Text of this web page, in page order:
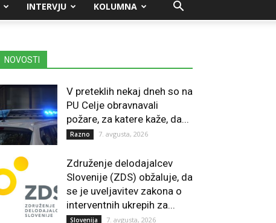
INTERVJU KOLUMNA
NOVOSTI
V preteklih nekaj dneh so na
PU Celje obravnavali
požare, za katere kaže, da...
Razno 7. avgusta, 2026
Združenje delodajalcev
Slovenije (ZDS) obžaluje, da
se je uveljavitev zakona o
interventnih ukrepih za...
Slovenija 7. avgusta, 2026